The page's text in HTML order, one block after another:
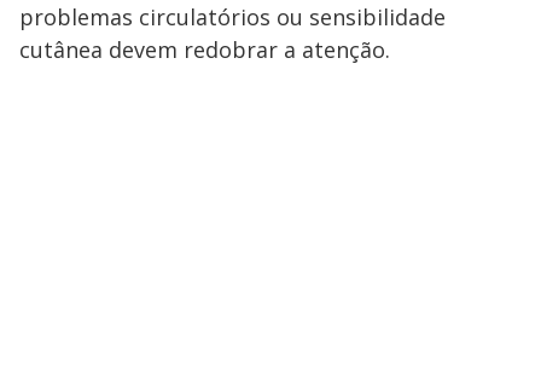
problemas circulatórios ou sensibilidade
cutânea devem redobrar a atenção.